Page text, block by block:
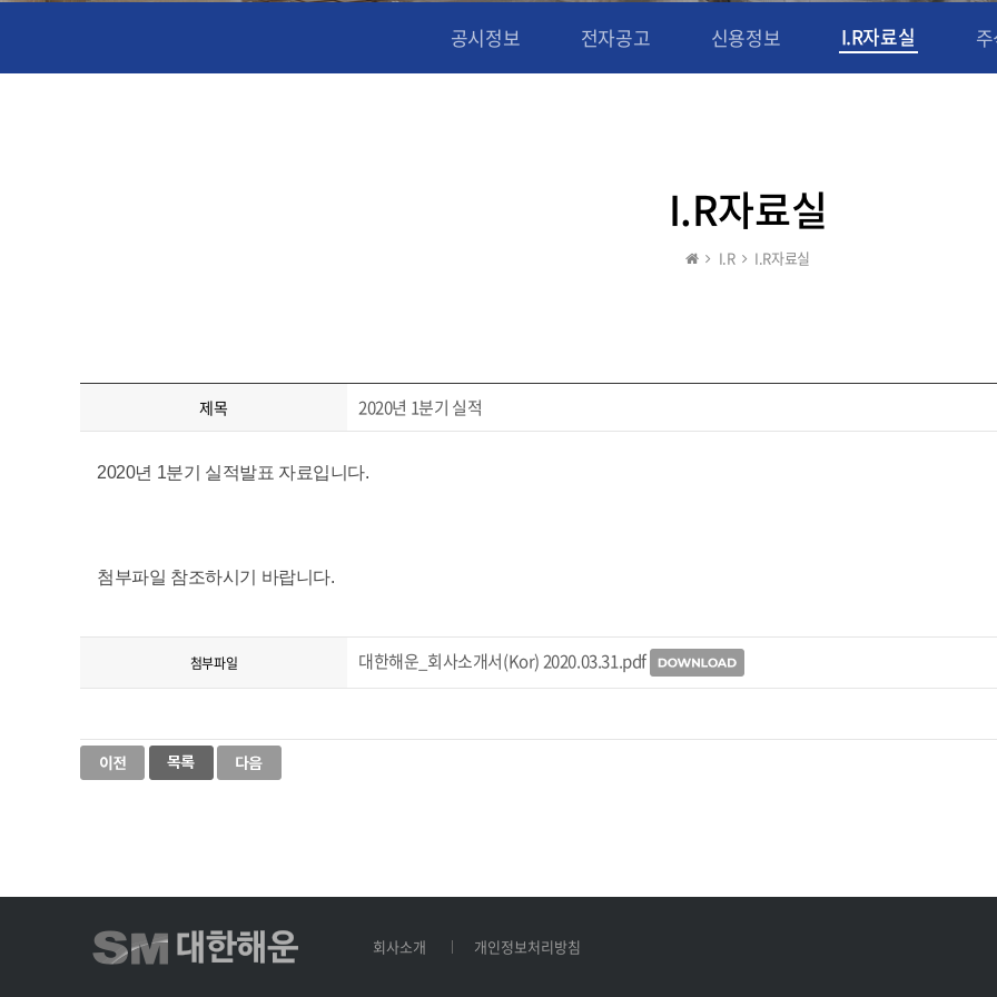
공시정보 전자공고 신용정보 I.R자료실
I.R자료실
I.R I.R자료실
제목 2020년 1분기 실적
2020년 1분기 실적발표 자료입니다.
첨부파일 참조하시기 바랍니다.
첨부파일 대한해운_회사소개서(Kor) 2020.03.31.pdf
회사소개 개인정보처리방침